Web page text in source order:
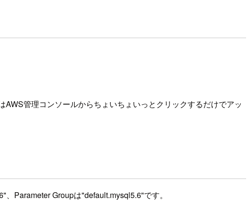
管理コンソールからちょいちょいっとクリックするだけでアッ
Parameter Groupは"default.mysql5.6"です。